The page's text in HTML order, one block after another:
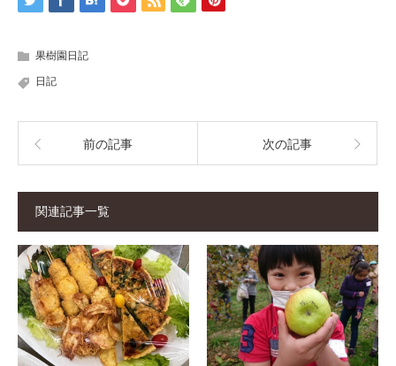
果樹園日記
日記
前の記事 次の記事
関連記事一覧